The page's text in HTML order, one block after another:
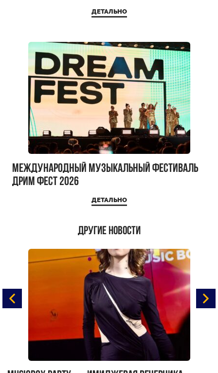
ДЕТАЛЬНО
Международный музыкальный фестиваль
ДРИМ ФЕСТ 2026
ДЕТАЛЬНО
Другие новости